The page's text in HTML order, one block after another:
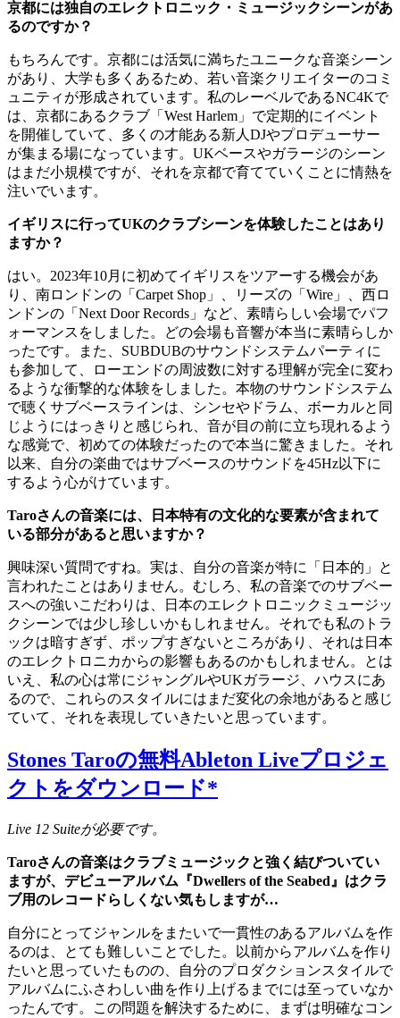
京都には独自のエレクトロニック・ミュージックシーンがあ
るのですか？
もちろんです。京都には活気に満ちたユニークな音楽シーン
があり、大学も多くあるため、若い音楽クリエイターのコミ
ュニティが形成されています。私のレーベルであるNC4Kで
は、京都にあるクラブ「West Harlem」で定期的にイベント
を開催していて、多くの才能ある新人DJやプロデューサー
が集まる場になっています。UKベースやガラージのシーン
はまだ小規模ですが、それを京都で育てていくことに情熱を
注いでいます。
イギリスに行ってUKのクラブシーンを体験したことはあり
ますか？
はい。2023年10月に初めてイギリスをツアーする機会があ
り、南ロンドンの「Carpet Shop」、リーズの「Wire」、西ロ
ンドンの「Next Door Records」など、素晴らしい会場でパフ
ォーマンスをしました。どの会場も音響が本当に素晴らしか
ったです。また、SUBDUBのサウンドシステムパーティに
も参加して、ローエンドの周波数に対する理解が完全に変わ
るような衝撃的な体験をしました。本物のサウンドシステム
で聴くサブベースラインは、シンセやドラム、ボーカルと同
じようにはっきりと感じられ、音が目の前に立ち現れるよう
な感覚で、初めての体験だったので本当に驚きました。それ
以来、自分の楽曲ではサブベースのサウンドを45Hz以下に
するよう心がけています。
Taroさんの音楽には、日本特有の文化的な要素が含まれて
いる部分があると思いますか？
興味深い質問ですね。実は、自分の音楽が特に「日本的」と
言われたことはありません。むしろ、私の音楽でのサブベー
スへの強いこだわりは、日本のエレクトロニックミュージッ
クシーンでは少し珍しいかもしれません。それでも私のトラ
ックは暗すぎず、ポップすぎないところがあり、それは日本
のエレクトロニカからの影響もあるのかもしれません。とは
いえ、私の心は常にジャングルやUKガラージ、ハウスにあ
るので、これらのスタイルにはまだ変化の余地があると感じ
ていて、それを表現していきたいと思っています。
Stones Taroの無料Ableton Liveプロジェ
クトをダウンロード*
Live 12 Suiteが必要です。
Taroさんの音楽はクラブミュージックと強く結びついてい
ますが、デビューアルバム『Dwellers of the Seabed』はクラ
ブ用のレコードらしくない気もしますが…
自分にとってジャンルをまたいで一貫性のあるアルバムを作
るのは、とても難しいことでした。以前からアルバムを作り
たいと思っていたものの、自分のプロダクションスタイルで
アルバムにふさわしい曲を作り上げるまでには至っていなか
ったんです。この問題を解決するために、まずは明確なコン